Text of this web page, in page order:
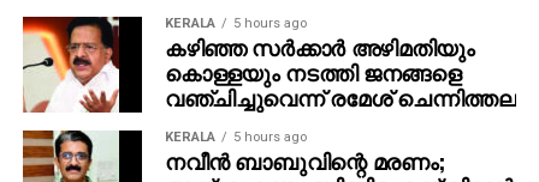
KERALA 5 hours ago
കഴിഞ്ഞ സര്‍ക്കാര്‍ അഴിമതിയും
കൊള്ളയും നടത്തി ജനങ്ങളെ
വഞ്ചിച്ചുവെന്ന് രമേശ് ചെന്നിത്തല
KERALA 5 hours ago
നവീന്‍ ബാബുവിന്റെ മരണം;